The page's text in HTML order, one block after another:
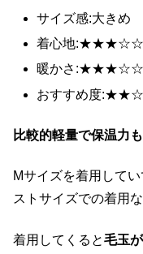
サイズ感:大きめ
着心地:★★★☆☆
暖かさ:★★★☆☆
おすすめ度
比較的軽量で保温力
Mサイズを着用して
ストサイズでの着用
着用してくると毛玉